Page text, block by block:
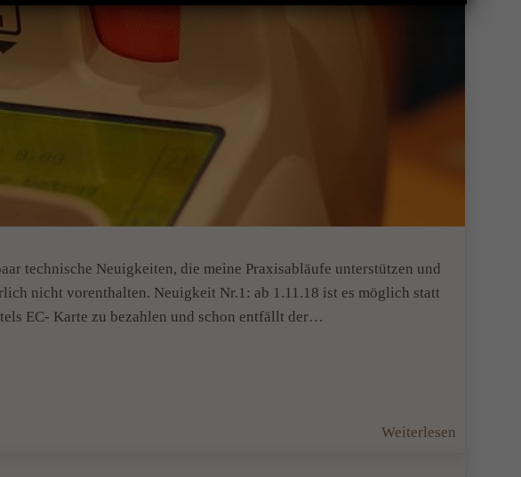
technische Neuigkeiten, die meine Praxisabläufe unterstützen und
nicht vorenthalten. Neuigkeit Nr.1: ab 1.11.18 ist es möglich statt
EC- Karte zu bezahlen und schon entfällt der…
Weiterlesen